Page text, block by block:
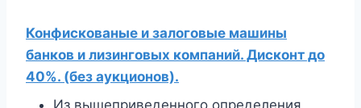
Конфискованые и залоговые машины
банков и лизинговых компаний. Дисконт до
40%. (без аукционов).
Из вышеприведенного определения